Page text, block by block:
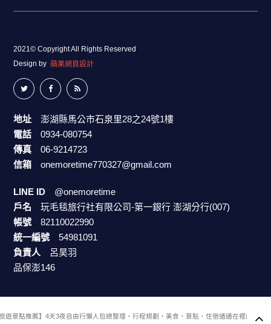
2021© Copyright All Rights Reserved
Design by 蘋果網頁設計
地址澎湖縣馬公市石泉里28之24號1樓
電話0934-080754
傳真06-9214723
信箱onemoretime770327@gmail.com
LINE ID @onemoretime
戶名玩毛毯旅行社有限公司-第一銀行 澎湖分行(007)
帳號82110022990
統一編號54981091
負責人 呂昊羽
品保澎146
遊景點推薦】4天3夜自由行懶人包總整理，行程規劃，美食，景點，住宿通通在裡面喔